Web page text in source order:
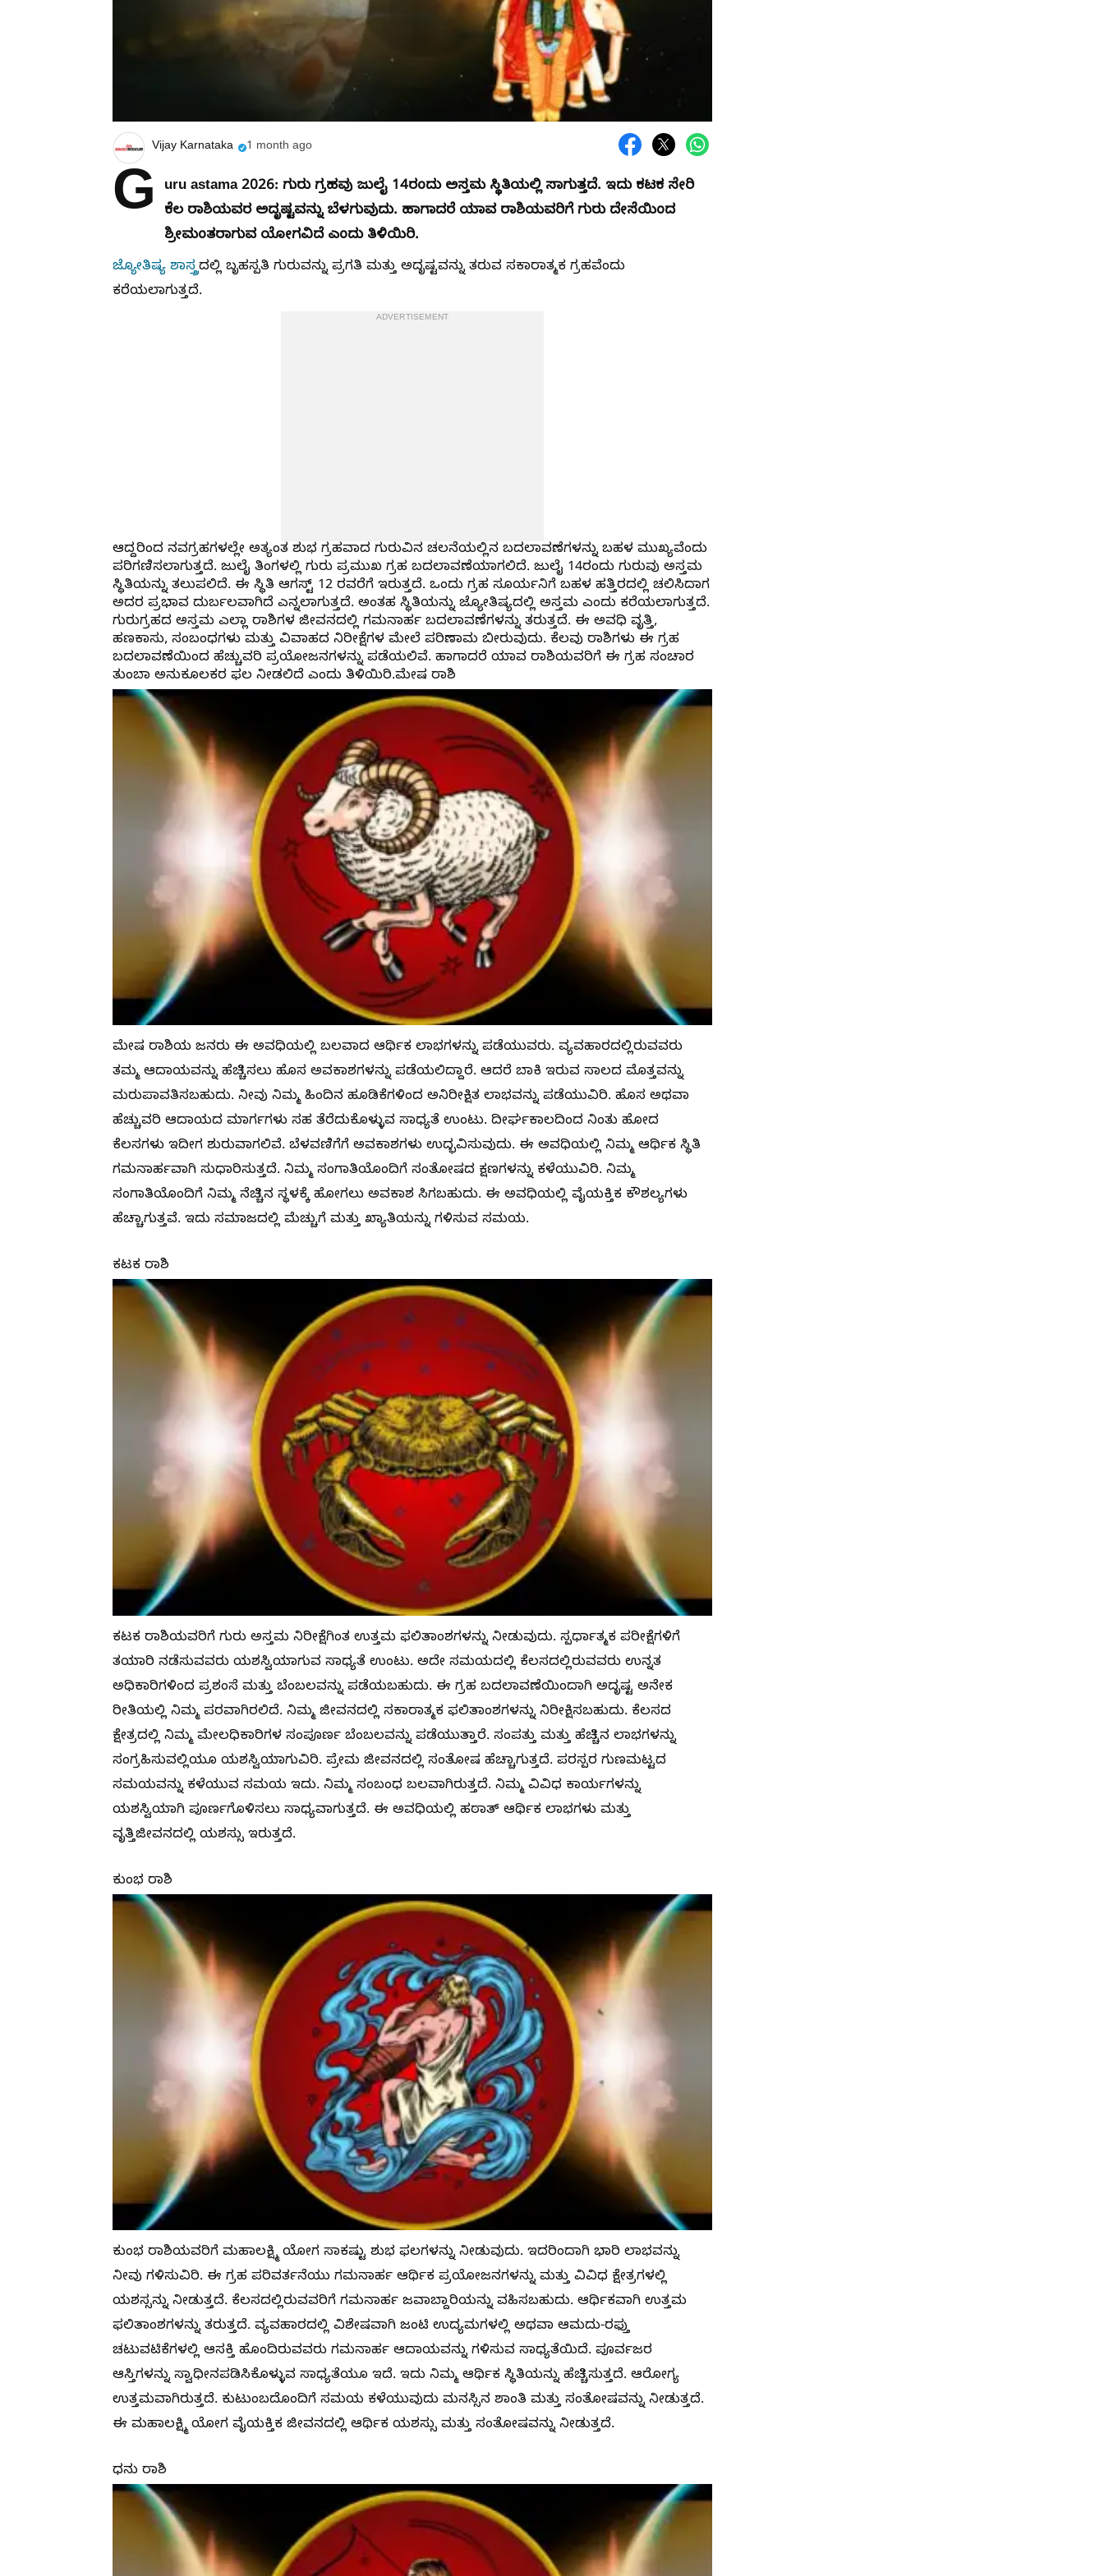
Vijay Karnataka 1 month ago
G
uru astama 2026: ಗುರು ಗ್ರಹವು ಜುಲೈ 14ರಂದು ಅಸ್ತಮ ಸ್ಥಿತಿಯಲ್ಲಿ ಸಾಗುತ್ತದೆ. ಇದು ಕಟಕ ಸೇರಿ
ಕೆಲ ರಾಶಿಯವರ ಅದೃಷ್ಟವನ್ನು ಬೆಳಗುವುದು. ಹಾಗಾದರೆ ಯಾವ ರಾಶಿಯವರಿಗೆ ಗುರು ದೇಸೆಯಿಂದ
ಶ್ರೀಮಂತರಾಗುವ ಯೋಗವಿದೆ ಎಂದು ತಿಳಿಯಿರಿ.
ಜ್ಯೋತಿಷ್ಯ ಶಾಸ್ತ್ರದಲ್ಲಿ ಬೃಹಸ್ಪತಿ ಗುರುವನ್ನು ಪ್ರಗತಿ ಮತ್ತು ಅದೃಷ್ಟವನ್ನು ತರುವ ಸಕಾರಾತ್ಮಕ ಗ್ರಹವೆಂದು
ಕರೆಯಲಾಗುತ್ತದೆ.
ADVERTISEMENT
ಆದ್ದರಿಂದ ನವಗ್ರಹಗಳಲ್ಲೇ ಅತ್ಯಂತ ಶುಭ ಗ್ರಹವಾದ ಗುರುವಿನ ಚಲನೆಯಲ್ಲಿನ ಬದಲಾವಣೆಗಳನ್ನು ಬಹಳ ಮುಖ್ಯವೆಂದು
ಪರಿಗಣಿಸಲಾಗುತ್ತದೆ. ಜುಲೈ ತಿಂಗಳಲ್ಲಿ ಗುರು ಪ್ರಮುಖ ಗ್ರಹ ಬದಲಾವಣೆಯಾಗಲಿದೆ. ಜುಲೈ 14ರಂದು ಗುರುವು ಅಸ್ತಮ
ಸ್ಥಿತಿಯನ್ನು ತಲುಪಲಿದೆ. ಈ ಸ್ಥಿತಿ ಆಗಸ್ಟ್ 12 ರವರೆಗೆ ಇರುತ್ತದೆ. ಒಂದು ಗ್ರಹ ಸೂರ್ಯನಿಗೆ ಬಹಳ ಹತ್ತಿರದಲ್ಲಿ ಚಲಿಸಿದಾಗ
ಅದರ ಪ್ರಭಾವ ದುರ್ಬಲವಾಗಿದೆ ಎನ್ನಲಾಗುತ್ತದೆ. ಅಂತಹ ಸ್ಥಿತಿಯನ್ನು ಜ್ಯೋತಿಷ್ಯದಲ್ಲಿ ಅಸ್ತಮ ಎಂದು ಕರೆಯಲಾಗುತ್ತದೆ.
ಗುರುಗ್ರಹದ ಅಸ್ತಮ ಎಲ್ಲಾ ರಾಶಿಗಳ ಜೀವನದಲ್ಲಿ ಗಮನಾರ್ಹ ಬದಲಾವಣೆಗಳನ್ನು ತರುತ್ತದೆ. ಈ ಅವಧಿ ವೃತ್ತಿ,
ಹಣಕಾಸು, ಸಂಬಂಧಗಳು ಮತ್ತು ವಿವಾಹದ ನಿರೀಕ್ಷೆಗಳ ಮೇಲೆ ಪರಿಣಾಮ ಬೀರುವುದು. ಕೆಲವು ರಾಶಿಗಳು ಈ ಗ್ರಹ
ಬದಲಾವಣೆಯಿಂದ ಹೆಚ್ಚುವರಿ ಪ್ರಯೋಜನಗಳನ್ನು ಪಡೆಯಲಿವೆ. ಹಾಗಾದರೆ ಯಾವ ರಾಶಿಯವರಿಗೆ ಈ ಗ್ರಹ ಸಂಚಾರ
ತುಂಬಾ ಅನುಕೂಲಕರ ಫಲ ನೀಡಲಿದೆ ಎಂದು ತಿಳಿಯಿರಿ.ಮೇಷ ರಾಶಿ
ಮೇಷ ರಾಶಿಯ ಜನರು ಈ ಅವಧಿಯಲ್ಲಿ ಬಲವಾದ ಆರ್ಥಿಕ ಲಾಭಗಳನ್ನು ಪಡೆಯುವರು. ವ್ಯವಹಾರದಲ್ಲಿರುವವರು
ತಮ್ಮ ಆದಾಯವನ್ನು ಹೆಚ್ಚಿಸಲು ಹೊಸ ಅವಕಾಶಗಳನ್ನು ಪಡೆಯಲಿದ್ದಾರೆ. ಆದರೆ ಬಾಕಿ ಇರುವ ಸಾಲದ ಮೊತ್ತವನ್ನು
ಮರುಪಾವತಿಸಬಹುದು. ನೀವು ನಿಮ್ಮ ಹಿಂದಿನ ಹೂಡಿಕೆಗಳಿಂದ ಅನಿರೀಕ್ಷಿತ ಲಾಭವನ್ನು ಪಡೆಯುವಿರಿ. ಹೊಸ ಅಥವಾ
ಹೆಚ್ಚುವರಿ ಆದಾಯದ ಮಾರ್ಗಗಳು ಸಹ ತೆರೆದುಕೊಳ್ಳುವ ಸಾಧ್ಯತೆ ಉಂಟು. ದೀರ್ಘಕಾಲದಿಂದ ನಿಂತು ಹೋದ
ಕೆಲಸಗಳು ಇದೀಗ ಶುರುವಾಗಲಿವೆ. ಬೆಳವಣಿಗೆಗೆ ಅವಕಾಶಗಳು ಉದ್ಭವಿಸುವುದು. ಈ ಅವಧಿಯಲ್ಲಿ ನಿಮ್ಮ ಆರ್ಥಿಕ ಸ್ಥಿತಿ
ಗಮನಾರ್ಹವಾಗಿ ಸುಧಾರಿಸುತ್ತದೆ. ನಿಮ್ಮ ಸಂಗಾತಿಯೊಂದಿಗೆ ಸಂತೋಷದ ಕ್ಷಣಗಳನ್ನು ಕಳೆಯುವಿರಿ. ನಿಮ್ಮ
ಸಂಗಾತಿಯೊಂದಿಗೆ ನಿಮ್ಮ ನೆಚ್ಚಿನ ಸ್ಥಳಕ್ಕೆ ಹೋಗಲು ಅವಕಾಶ ಸಿಗಬಹುದು. ಈ ಅವಧಿಯಲ್ಲಿ ವೈಯಕ್ತಿಕ ಕೌಶಲ್ಯಗಳು
ಹೆಚ್ಚಾಗುತ್ತವೆ. ಇದು ಸಮಾಜದಲ್ಲಿ ಮೆಚ್ಚುಗೆ ಮತ್ತು ಖ್ಯಾತಿಯನ್ನು ಗಳಿಸುವ ಸಮಯ.
ಕಟಕ ರಾಶಿ
ಕಟಕ ರಾಶಿಯವರಿಗೆ ಗುರು ಅಸ್ತಮ ನಿರೀಕ್ಷೆಗಿಂತ ಉತ್ತಮ ಫಲಿತಾಂಶಗಳನ್ನು ನೀಡುವುದು. ಸ್ಪರ್ಧಾತ್ಮಕ ಪರೀಕ್ಷೆಗಳಿಗೆ
ತಯಾರಿ ನಡೆಸುವವರು ಯಶಸ್ವಿಯಾಗುವ ಸಾಧ್ಯತೆ ಉಂಟು. ಅದೇ ಸಮಯದಲ್ಲಿ ಕೆಲಸದಲ್ಲಿರುವವರು ಉನ್ನತ
ಅಧಿಕಾರಿಗಳಿಂದ ಪ್ರಶಂಸೆ ಮತ್ತು ಬೆಂಬಲವನ್ನು ಪಡೆಯಬಹುದು. ಈ ಗ್ರಹ ಬದಲಾವಣೆಯಿಂದಾಗಿ ಅದೃಷ್ಟ ಅನೇಕ
ರೀತಿಯಲ್ಲಿ ನಿಮ್ಮ ಪರವಾಗಿರಲಿದೆ. ನಿಮ್ಮ ಜೀವನದಲ್ಲಿ ಸಕಾರಾತ್ಮಕ ಫಲಿತಾಂಶಗಳನ್ನು ನಿರೀಕ್ಷಿಸಬಹುದು. ಕೆಲಸದ
ಕ್ಷೇತ್ರದಲ್ಲಿ ನಿಮ್ಮ ಮೇಲಧಿಕಾರಿಗಳ ಸಂಪೂರ್ಣ ಬೆಂಬಲವನ್ನು ಪಡೆಯುತ್ತಾರೆ. ಸಂಪತ್ತು ಮತ್ತು ಹೆಚ್ಚಿನ ಲಾಭಗಳನ್ನು
ಸಂಗ್ರಹಿಸುವಲ್ಲಿಯೂ ಯಶಸ್ವಿಯಾಗುವಿರಿ. ಪ್ರೇಮ ಜೀವನದಲ್ಲಿ ಸಂತೋಷ ಹೆಚ್ಚಾಗುತ್ತದೆ. ಪರಸ್ಪರ ಗುಣಮಟ್ಟದ
ಸಮಯವನ್ನು ಕಳೆಯುವ ಸಮಯ ಇದು. ನಿಮ್ಮ ಸಂಬಂಧ ಬಲವಾಗಿರುತ್ತದೆ. ನಿಮ್ಮ ವಿವಿಧ ಕಾರ್ಯಗಳನ್ನು
ಯಶಸ್ವಿಯಾಗಿ ಪೂರ್ಣಗೊಳಿಸಲು ಸಾಧ್ಯವಾಗುತ್ತದೆ. ಈ ಅವಧಿಯಲ್ಲಿ ಹಠಾತ್ ಆರ್ಥಿಕ ಲಾಭಗಳು ಮತ್ತು
ವೃತ್ತಿಜೀವನದಲ್ಲಿ ಯಶಸ್ಸು ಇರುತ್ತದೆ.
ಕುಂಭ ರಾಶಿ
ಕುಂಭ ರಾಶಿಯವರಿಗೆ ಮಹಾಲಕ್ಷ್ಮಿ ಯೋಗ ಸಾಕಷ್ಟು ಶುಭ ಫಲಗಳನ್ನು ನೀಡುವುದು. ಇದರಿಂದಾಗಿ ಭಾರಿ ಲಾಭವನ್ನು
ನೀವು ಗಳಿಸುವಿರಿ. ಈ ಗ್ರಹ ಪರಿವರ್ತನೆಯು ಗಮನಾರ್ಹ ಆರ್ಥಿಕ ಪ್ರಯೋಜನಗಳನ್ನು ಮತ್ತು ವಿವಿಧ ಕ್ಷೇತ್ರಗಳಲ್ಲಿ
ಯಶಸ್ಸನ್ನು ನೀಡುತ್ತದೆ. ಕೆಲಸದಲ್ಲಿರುವವರಿಗೆ ಗಮನಾರ್ಹ ಜವಾಬ್ದಾರಿಯನ್ನು ವಹಿಸಬಹುದು. ಆರ್ಥಿಕವಾಗಿ ಉತ್ತಮ
ಫಲಿತಾಂಶಗಳನ್ನು ತರುತ್ತದೆ. ವ್ಯವಹಾರದಲ್ಲಿ ವಿಶೇಷವಾಗಿ ಜಂಟಿ ಉದ್ಯಮಗಳಲ್ಲಿ ಅಥವಾ ಆಮದು-ರಫ್ತು
ಚಟುವಟಿಕೆಗಳಲ್ಲಿ ಆಸಕ್ತಿ ಹೊಂದಿರುವವರು ಗಮನಾರ್ಹ ಆದಾಯವನ್ನು ಗಳಿಸುವ ಸಾಧ್ಯತೆಯಿದೆ. ಪೂರ್ವಜರ
ಆಸ್ತಿಗಳನ್ನು ಸ್ವಾಧೀನಪಡಿಸಿಕೊಳ್ಳುವ ಸಾಧ್ಯತೆಯೂ ಇದೆ. ಇದು ನಿಮ್ಮ ಆರ್ಥಿಕ ಸ್ಥಿತಿಯನ್ನು ಹೆಚ್ಚಿಸುತ್ತದೆ. ಆರೋಗ್ಯ
ಉತ್ತಮವಾಗಿರುತ್ತದೆ. ಕುಟುಂಬದೊಂದಿಗೆ ಸಮಯ ಕಳೆಯುವುದು ಮನಸ್ಸಿನ ಶಾಂತಿ ಮತ್ತು ಸಂತೋಷವನ್ನು ನೀಡುತ್ತದೆ.
ಈ ಮಹಾಲಕ್ಷ್ಮಿ ಯೋಗ ವೈಯಕ್ತಿಕ ಜೀವನದಲ್ಲಿ ಆರ್ಥಿಕ ಯಶಸ್ಸು ಮತ್ತು ಸಂತೋಷವನ್ನು ನೀಡುತ್ತದೆ.
ಧನು ರಾಶಿ